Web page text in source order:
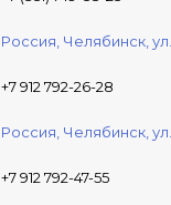
Россия, Челябинск,
+7 912 792-26-28
Россия, Челябинск,
+7 912 792-47-55